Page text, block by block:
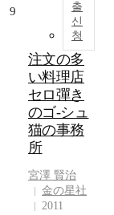
출
신
청
9
注文の多
い料理店
セロ彈き
のゴ-シュ
猫の事務
所
宮澤 賢治
金の星社
2011